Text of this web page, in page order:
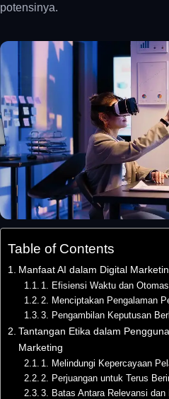
potensinya.
Table of Contents
Manfaat AI dalam Digital
1. Efisiensi Waktu dan
2. Menciptakan Pengalaman
3. Pengambilan Keputusan
Tantangan Etika dalam
Marketing
1. Melindungi Kepercayaan
2. Perjuangan untuk Terus
3. Batas Antara Relevansi dan